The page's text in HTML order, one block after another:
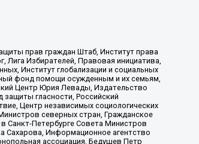
прав граждан Штаб, Институт права
Избирателей, Правовая инициатива,
Институт глобализации и социальных
фонд помощи осужденным и их семьям,
Центр Юрия Левады, Издательство
гласности, Российский
Центр независимых социологических
северных стран, Гражданское
Санкт-Петербурге Совета Министров
Сахарова, Информационное агентство
ассоциация, Бедушев Петр